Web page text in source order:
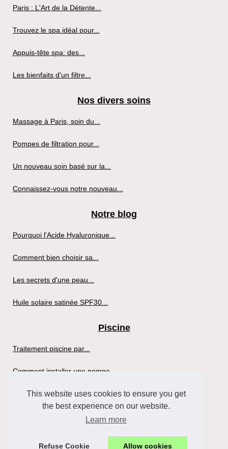
This website uses cookies to ensure you get
the best experience on our website.
Learn more
Refuse Cookie Allow cookies
Paris : L'Art de la Détente...
Trouvez le spa idéal pour...
Appuis-tête spa: des...
Les bienfaits d'un filtre...
Nos divers soins
Massage à Paris, soin du...
Pompes de filtration pour...
Un nouveau soin basé sur la...
Connaissez-vous notre nouveau...
Notre blog
Pourquoi l'Acide Hyaluronique...
Comment bien choisir sa...
Les secrets d'une peau...
Huile solaire satinée SPF30...
Piscine
Traitement piscine par...
Comment installer une pompe...
Sante
Profitez des Bienfaits d'un...